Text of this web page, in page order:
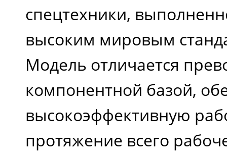
спецтехники,
высоким мировым
Модель отличается
компонентной базой,
высокоэффективную
протяжение всего